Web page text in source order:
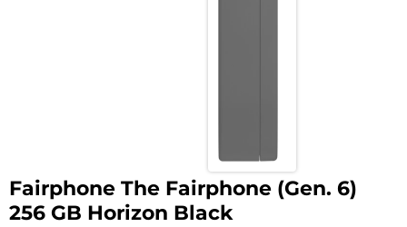
Fairphone The Fairphone (Gen. 6)
256 GB Horizon Black